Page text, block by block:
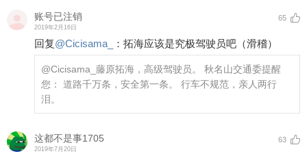
账号已注销
2019年2月16日
65
回复@Cicisama_ ： 拓海应该是究极驾驶员吧（滑稽）
@Cicisama_ 藤原拓海，高级驾驶员。 秋名山交通委提醒
您： 道路千万条，安全第一条。 行车不规范，亲人两行
泪。
这都不是事1705
2019年7月20日
63